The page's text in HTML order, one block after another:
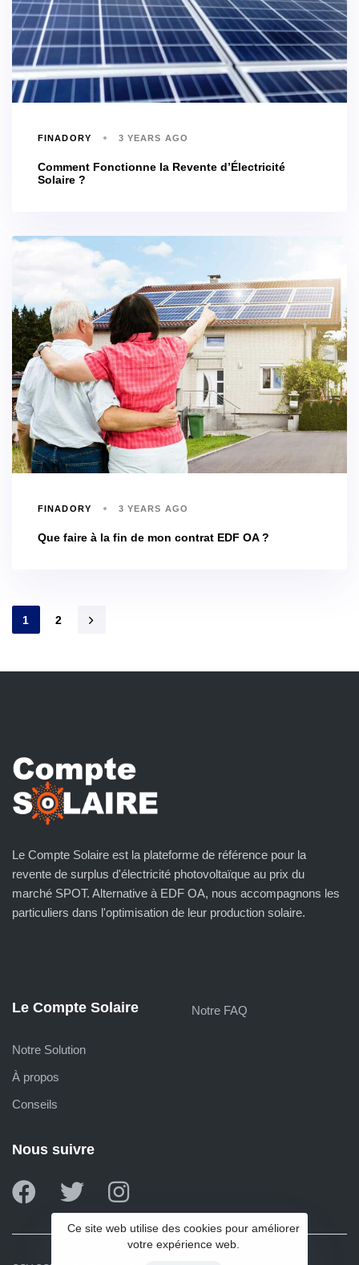
FINADORY 3 YEARS AGO
Comment Fonctionne la Revente d’Électricité
Solaire ?
FINADORY 3 YEARS AGO
Que faire à la fin de mon contrat EDF OA ?
1 2
Le Compte Solaire est la plateforme de référence pour la
revente de surplus d'électricité photovoltaïque au prix du
marché SPOT. Alternative à EDF OA, nous accompagnons les
particuliers dans l'optimisation de leur production solaire.
Le Compte Solaire
Notre Solution
À propos
Conseils
Notre FAQ
Nous suivre
Ce site web utilise des cookies pour améliorer
votre expérience web.